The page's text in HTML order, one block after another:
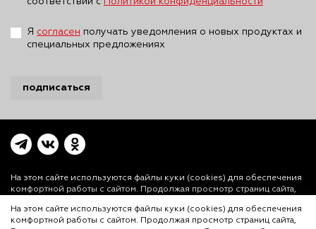
Я согласен получать уведомления о новых продуктах и
специальных предложениях
подписаться
На этом сайте используются файлы куки (cookies) для обеспечения
комфортной работы с сайтом. Продолжая просмотр страниц сайта,
использование файлов куки. Более подробная информация
предоставлена вПолитике использования файлов куки (cookies)и
На этом сайте используются файлы куки (cookies) для обеспечения
комфортной работы с сайтом. Продолжая просмотр страниц сайта,